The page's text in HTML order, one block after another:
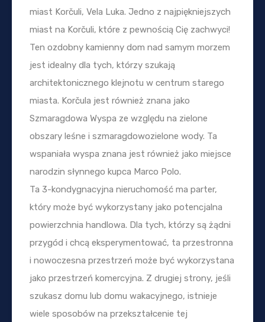
miast Korčuli, Vela Luka. Jedno z najpiękniejszych
miast na Korčuli, które z pewnością Cię zachwyci!
Ten ozdobny kamienny dom nad samym morzem
jest idealny dla tych, którzy szukają
architektonicznego klejnotu w centrum starego
miasta. Korčula jest również znana jako
Szmaragdowa Wyspa ze względu na zielone
obszary leśne i szmaragdowozielone wody. Ta
wspaniała wyspa znana jest również jako miejsce
narodzin słynnego kupca Marco Polo.
Ta 3-kondygnacyjna nieruchomość ma parter,
który może być wykorzystany jako potencjalna
powierzchnia handlowa. Dla tych, którzy są żądni
przygód i chcą eksperymentować, ta przestronna
i nowoczesna przestrzeń może być wykorzystana
jako przestrzeń komercyjna. Z drugiej strony, jeśli
szukasz domu lub domu wakacyjnego, istnieje
wiele sposobów na przekształcenie tej